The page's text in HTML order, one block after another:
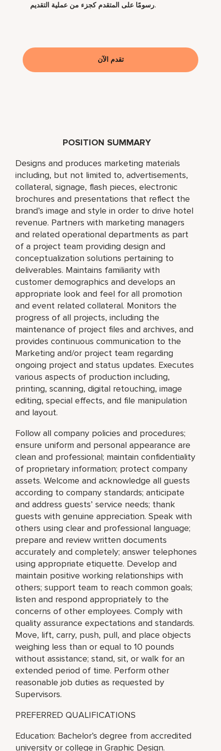
POSITION SUMMARY
Designs and produces marketing materials
including, but not limited to, advertisements,
collateral, signage, flash pieces, electronic
brochures and presentations that reflect the
brand’s image and style in order to drive hotel
revenue. Partners with marketing managers
and related operational departments as part
of a project team providing design and
conceptualization solutions pertaining to
deliverables. Maintains familiarity with
customer demographics and develops an
appropriate look and feel for all promotion
and event related collateral. Monitors the
progress of all projects, including the
maintenance of project files and archives, and
provides continuous communication to the
Marketing and/or project team regarding
ongoing project and status updates. Executes
various aspects of production including,
printing, scanning, digital retouching, image
editing, special effects, and file manipulation
and layout.
Follow all company policies and procedures;
ensure uniform and personal appearance are
clean and professional; maintain confidentiality
of proprietary information; protect company
assets. Welcome and acknowledge all guests
according to company standards; anticipate
and address guests’ service needs; thank
guests with genuine appreciation. Speak with
others using clear and professional language;
prepare and review written documents
accurately and completely; answer telephones
using appropriate etiquette. Develop and
maintain positive working relationships with
others; support team to reach common goals;
listen and respond appropriately to the
concerns of other employees. Comply with
quality assurance expectations and standards.
Move, lift, carry, push, pull, and place objects
weighing less than or equal to 10 pounds
without assistance; stand, sit, or walk for an
extended period of time. Perform other
reasonable job duties as requested by
Supervisors.
PREFERRED QUALIFICATIONS
Education: Bachelor’s degree from accredited
university or college in Graphic Design.
رسومًا على المتقدم كجزء من عملية التقديم.
تقدم الآن